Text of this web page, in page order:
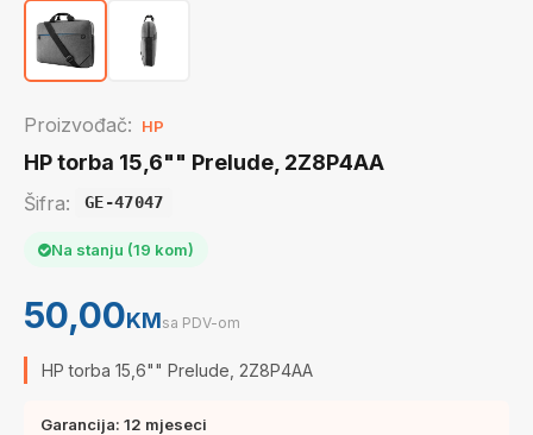
Proizvođač: HP
HP torba 15,6"" Prelude, 2Z8P4AA
Šifra: GE-47047
Na stanju (19 kom)
50,00KMsa PDV-om
HP torba 15,6"" Prelude, 2Z8P4AA
Garancija: 12 mjeseci